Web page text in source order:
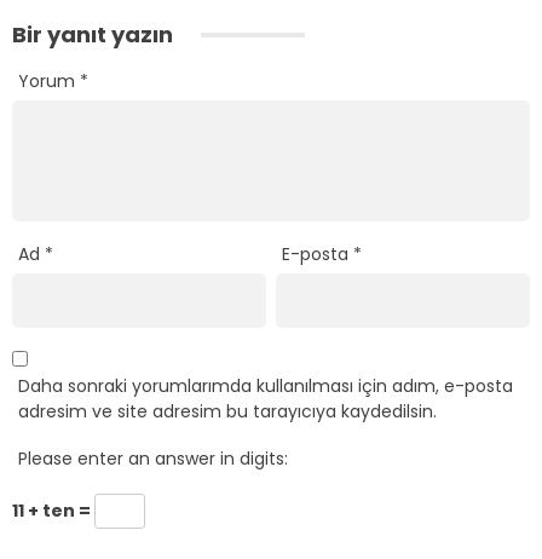
Bir yanıt yazın
Yorum *
Ad * E-posta *
Daha sonraki yorumlarımda kullanılması için adım, e-posta
adresim ve site adresim bu tarayıcıya kaydedilsin.
Please enter an answer in digits:
11 + ten =